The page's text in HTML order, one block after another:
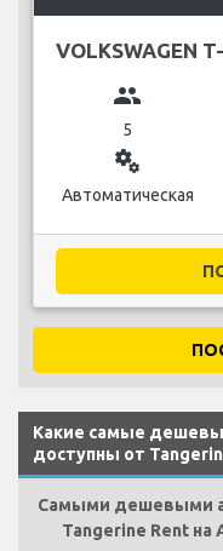
VOLKSWAGEN
group
5
miscellaneous_services
Автоматическая
Какие самые
доступны от
Самыми дешевыми
Tangerine Rent на